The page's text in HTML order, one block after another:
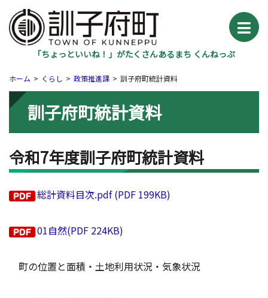
「ちょっといいね！」がたくさんあるまち くんねっぷ
ホーム くらし 政策推進課 訓子府町統計資料
訓子府町統計資料
令和7年度訓子府町統計資料
総計資料目次.pdf (PDF 199KB)
01自然(PDF 224KB)
町の位置と面積・土地利用状況・気象状況